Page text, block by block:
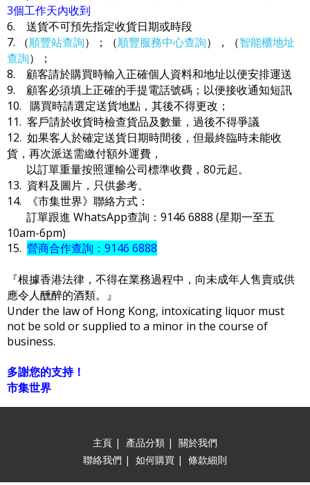
3個工作天內收到
6. 送貨不可預先指定收貨日期或時段
7. （順豐站查詢）；（順豐服務中心查詢），（智能櫃地址
查詢）；
8. 顧客請於購買時輸入正確個人資料和地址以便安排運送
9. 顧客必須填上正確的手提電話號碼；以便接收通知短訊
10. 購買時請選定送貨地點，其後不得更改；
11. 客戶請於收貨時檢查貨品及數量，過後不得爭議
12. 如果客人於確定送貨日期時間後，但最終臨時未能收
貨，再次派送需繳付額外運費，
以訂單重量按照運輸公司標準收費，80元起。
13. 資料及圖片，只供參考。
14. 《市集世界》聯絡方式：
訂單跟進 WhatsApp查詢：9146 6888 (星期一至五
10am-6pm)
15. 營商合作查詢：9146 6888
『根據香港法律，不得在業務過程中，向未成年人售賣或供
應令人醺醉的酒類。』
Under the law of Hong Kong, intoxicating liquor must
not be sold or supplied to a minor in the course of
business.
多謝您的支持！
市集世界
主頁 | 產品分類 | 關於我們
聯絡我們 | 如何購買 | 條款細則